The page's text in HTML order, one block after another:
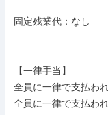
固定残業代：なし
【一律手当】
全員に一律で支払わ